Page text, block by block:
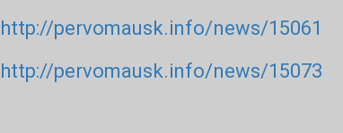
http://pervomausk.info/news/15061
http://pervomausk.info/news/15073